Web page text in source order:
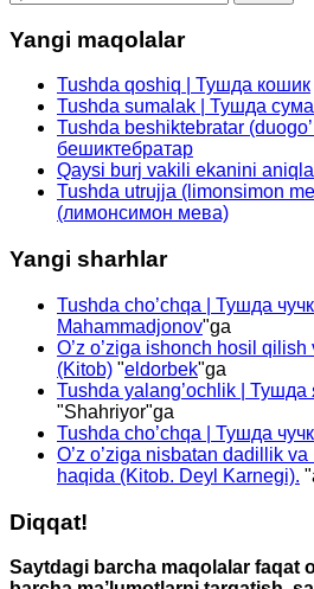
Yangi maqolalar
Tushda qoshiq | Тушда кошик
Tushda sumalak | Тушда
Tushda beshiktebratar
бешиктебратар
Qaysi burj vakili ekanini
Tushda utrujja (limonsimon
(лимонсимон мева)
Yangi sharhlar
Tushda cho’chqa | Тушда
Mahammadjonov"ga
O’z o’ziga ishonch hosil qilish
(Kitob) "eldorbek"ga
Tushda yalang’ochlik | Тушда
"Shahriyor"ga
Tushda cho’chqa | Тушда
O’z o’ziga nisbatan dadillik
haqida (Kitob. Deyl Karnegi). "
Diqqat!
Saytdagi barcha maqolalar faqat